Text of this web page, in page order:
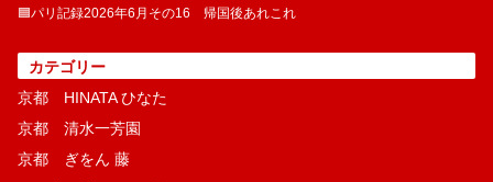
🟦パリ記録2026年6月その16 帰国後あれこれ
カテゴリー
京都 HINATA ひなた
京都 清水一芳園
京都 ぎをん 藤